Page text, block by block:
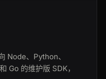
Node、Python、
Go 的维护版 SDK，